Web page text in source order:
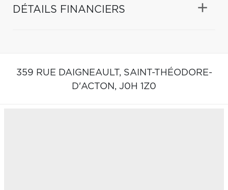
DÉTAILS FINANCIERS
359 RUE DAIGNEAULT, SAINT-THÉODORE-
D'ACTON, J0H 1Z0